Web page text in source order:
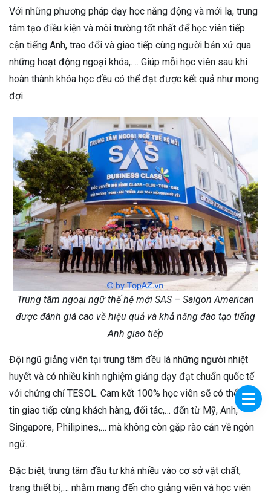
Với những phương pháp dạy học năng động và mới lạ, trung
tâm tạo điều kiện và môi trường tốt nhất để học viên tiếp
cận tiếng Anh, trao đổi và giao tiếp cùng người bản xứ qua
những hoạt động ngoại khóa,…. Giúp mỗi học viên sau khi
hoàn thành khóa học đều có thể đạt được kết quả như mong
đợi.
Trung tâm ngoại ngữ thế hệ mới SAS – Saigon American
được đánh giá cao về hiệu quả và khả năng đào tạo tiếng
Anh giao tiếp
Đội ngũ giảng viên tại trung tâm đều là những người nhiệt
huyết và có nhiều kinh nghiệm giảng dạy đạt chuẩn quốc tế
với chứng chỉ TESOL. Cam kết 100% học viên sẽ có thể tự
tin giao tiếp cùng khách hàng, đối tác,… đến từ Mỹ, Anh,
Singapore, Philipines,… mà không còn gặp rào cản về ngôn
ngữ.
Đặc biệt, trung tâm đầu tư khá nhiều vào cơ sở vật chất,
trang thiết bị,… nhằm mang đến cho giảng viên và học viên